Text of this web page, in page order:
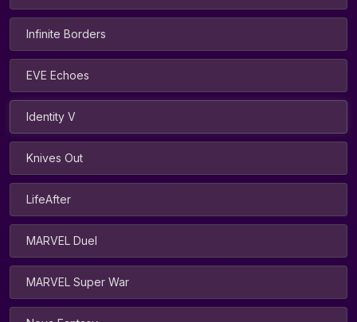
Infinite Borders
EVE Echoes
Identity V
Knives Out
LifeAfter
MARVEL Duel
MARVEL Super War